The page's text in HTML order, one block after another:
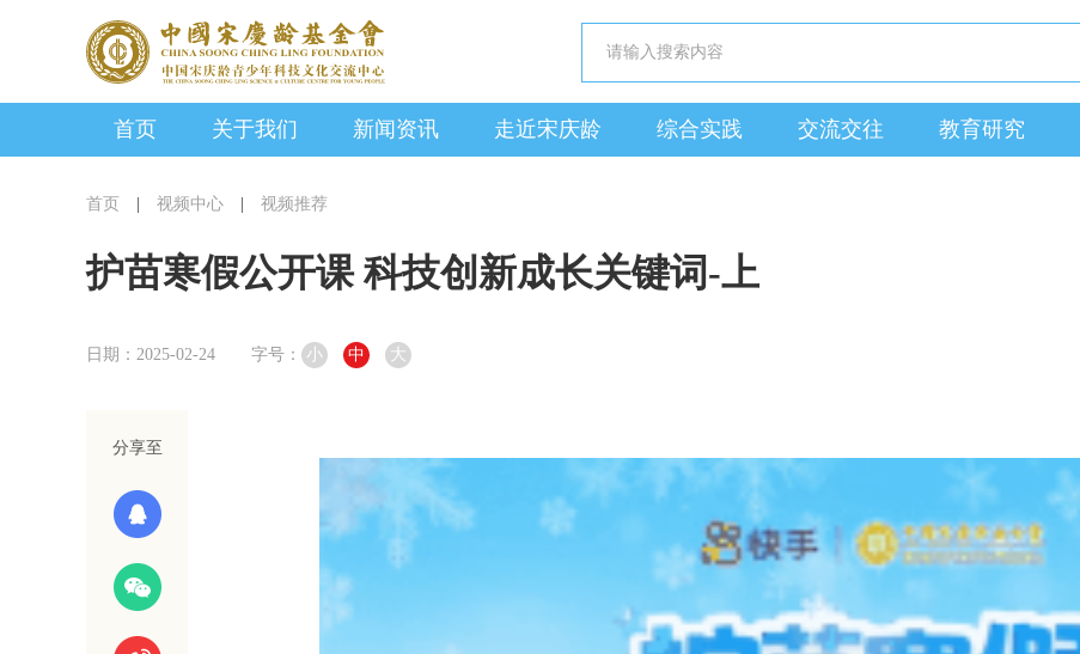
首页 关于我们 新闻资讯 走近宋庆龄 综合实践 交流交往 教育研究
首页 视频中心 视频推荐
护苗寒假公开课 科技创新成长关键词-上
日期：2025-02-24 字号： 小 中 大
分享至